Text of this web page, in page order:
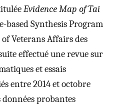
Evidence Map of Tai
based Synthesis Program
Veterans Affairs des
effectué une revue sur
et essais
entre 2014 et octobre
données probantes